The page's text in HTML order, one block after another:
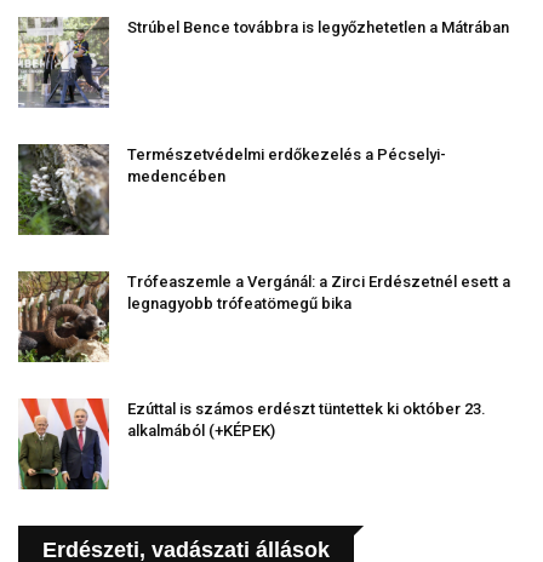
Strúbel Bence továbbra is legyőzhetetlen a Mátrában
Természetvédelmi erdőkezelés a Pécselyi-
medencében
Trófeaszemle a Vergánál: a Zirci Erdészetnél esett a
legnagyobb trófeatömegű bika
Ezúttal is számos erdészt tüntettek ki október 23.
alkalmából (+KÉPEK)
Erdészeti, vadászati állások